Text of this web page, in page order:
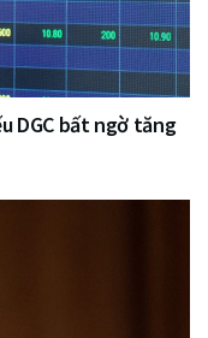
DGC bất ngờ tăng